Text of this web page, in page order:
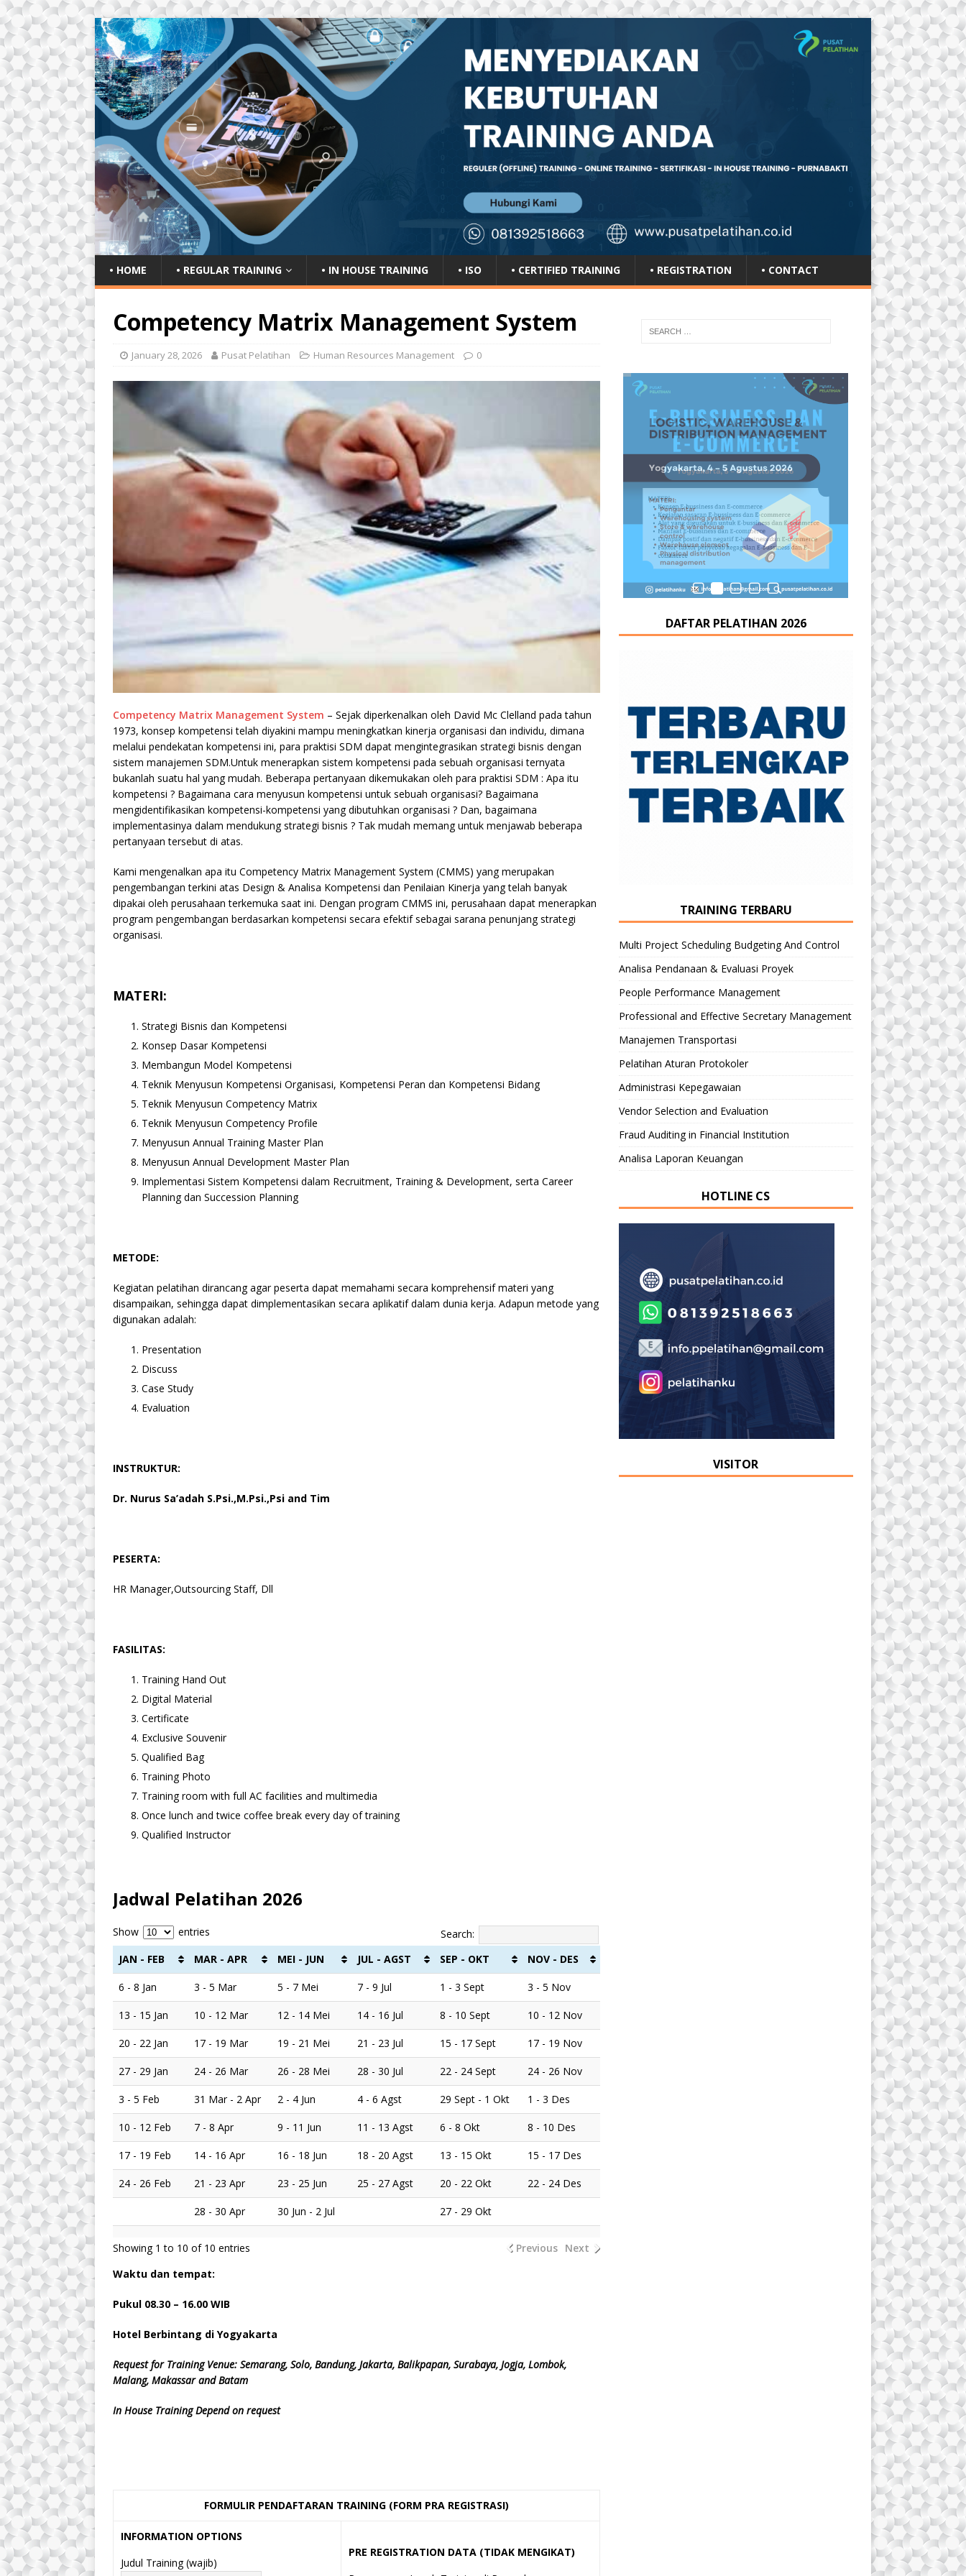
• HOME • REGULAR TRAINING • IN HOUSE TRAINING • ISO • CERTIFIED TRAINING • REGISTRATION • CONTACT
Competency Matrix Management System
January 28, 2026 Pusat Pelatihan Human Resources Management 0
Competency Matrix Management System – Sejak diperkenalkan oleh David Mc Clelland pada tahun
1973, konsep kompetensi telah diyakini mampu meningkatkan kinerja organisasi dan individu, dimana
melalui pendekatan kompetensi ini, para praktisi SDM dapat mengintegrasikan strategi bisnis dengan
sistem manajemen SDM.Untuk menerapkan sistem kompetensi pada sebuah organisasi ternyata
bukanlah suatu hal yang mudah. Beberapa pertanyaan dikemukakan oleh para praktisi SDM : Apa itu
kompetensi ? Bagaimana cara menyusun kompetensi untuk sebuah organisasi? Bagaimana
mengidentifikasikan kompetensi-kompetensi yang dibutuhkan organisasi ? Dan, bagaimana
implementasinya dalam mendukung strategi bisnis ? Tak mudah memang untuk menjawab beberapa
pertanyaan tersebut di atas.
Kami mengenalkan apa itu Competency Matrix Management System (CMMS) yang merupakan
pengembangan terkini atas Design & Analisa Kompetensi dan Penilaian Kinerja yang telah banyak
dipakai oleh perusahaan terkemuka saat ini. Dengan program CMMS ini, perusahaan dapat menerapkan
program pengembangan berdasarkan kompetensi secara efektif sebagai sarana penunjang strategi
organisasi.
MATERI:
Strategi Bisnis dan Kompetensi
Konsep Dasar Kompetensi
Membangun Model Kompetensi
Teknik Menyusun Kompetensi Organisasi, Kompetensi Peran dan Kompetensi Bidang
Teknik Menyusun Competency Matrix
Teknik Menyusun Competency Profile
Menyusun Annual Training Master Plan
Menyusun Annual Development Master Plan
Implementasi Sistem Kompetensi dalam Recruitment, Training & Development, serta Career
Planning dan Succession Planning
METODE:
Kegiatan pelatihan dirancang agar peserta dapat memahami secara komprehensif materi yang
disampaikan, sehingga dapat dimplementasikan secara aplikatif dalam dunia kerja. Adapun metode yang
digunakan adalah:
Presentation
Discuss
Case Study
Evaluation
INSTRUKTUR:
Dr. Nurus Sa’adah S.Psi.,M.Psi.,Psi and Tim
PESERTA:
HR Manager,Outsourcing Staff, Dll
FASILITAS:
Training Hand Out
Digital Material
Certificate
Exclusive Souvenir
Qualified Bag
Training Photo
Training room with full AC facilities and multimedia
Once lunch and twice coffee break every day of training
Qualified Instructor
Jadwal Pelatihan 2026
Show entries
Search:
JAN - FEB
MAR - APR MEI - JUN JUL - AGST SEP - OKT NOV - DES
6 - 8 Jan 3 - 5 Mar 5 - 7 Mei 7 - 9 Jul 1 - 3 Sept 3 - 5 Nov
13 - 15 Jan 10 - 12 Mar 12 - 14 Mei 14 - 16 Jul 8 - 10 Sept 10 - 12 Nov
20 - 22 Jan 17 - 19 Mar 19 - 21 Mei 21 - 23 Jul 15 - 17 Sept 17 - 19 Nov
27 - 29 Jan 24 - 26 Mar 26 - 28 Mei 28 - 30 Jul 22 - 24 Sept 24 - 26 Nov
3 - 5 Feb 31 Mar - 2 Apr 2 - 4 Jun 4 - 6 Agst 29 Sept - 1 Okt 1 - 3 Des
10 - 12 Feb 7 - 8 Apr 9 - 11 Jun 11 - 13 Agst 6 - 8 Okt 8 - 10 Des
17 - 19 Feb 14 - 16 Apr 16 - 18 Jun 18 - 20 Agst 13 - 15 Okt 15 - 17 Des
24 - 26 Feb 21 - 23 Apr 23 - 25 Jun 25 - 27 Agst 20 - 22 Okt 22 - 24 Des
28 - 30 Apr 30 Jun - 2 Jul 27 - 29 Okt
Showing 1 to 10 of 10 entries Previous Next
Waktu dan tempat:
Pukul 08.30 – 16.00 WIB
Hotel Berbintang di Yogyakarta
Request for Training Venue: Semarang, Solo, Bandung, Jakarta, Balikpapan, Surabaya, Jogja, Lombok,
Malang, Makassar and Batam
In House Training Depend on request
FORMULIR PENDAFTARAN TRAINING (FORM PRA REGISTRASI)
INFORMATION OPTIONS
Judul Training (wajib)
PRE REGISTRATION DATA (TIDAK MENGIKAT)
DAFTAR PELATIHAN 2026
TRAINING TERBARU
Multi Project Scheduling Budgeting And Control
Analisa Pendanaan & Evaluasi Proyek
People Performance Management
Professional and Effective Secretary Management
Manajemen Transportasi
Pelatihan Aturan Protokoler
Administrasi Kepegawaian
Vendor Selection and Evaluation
Fraud Auditing in Financial Institution
Analisa Laporan Keuangan
HOTLINE CS
VISITOR